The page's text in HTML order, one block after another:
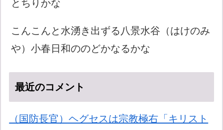
とちりかな
こんこんと水湧き出ずる八景水谷（はけのみ
や）小春日和ののどかなるかな
最近のコメント
（国防長官）ヘグセスは宗教極右「キリスト